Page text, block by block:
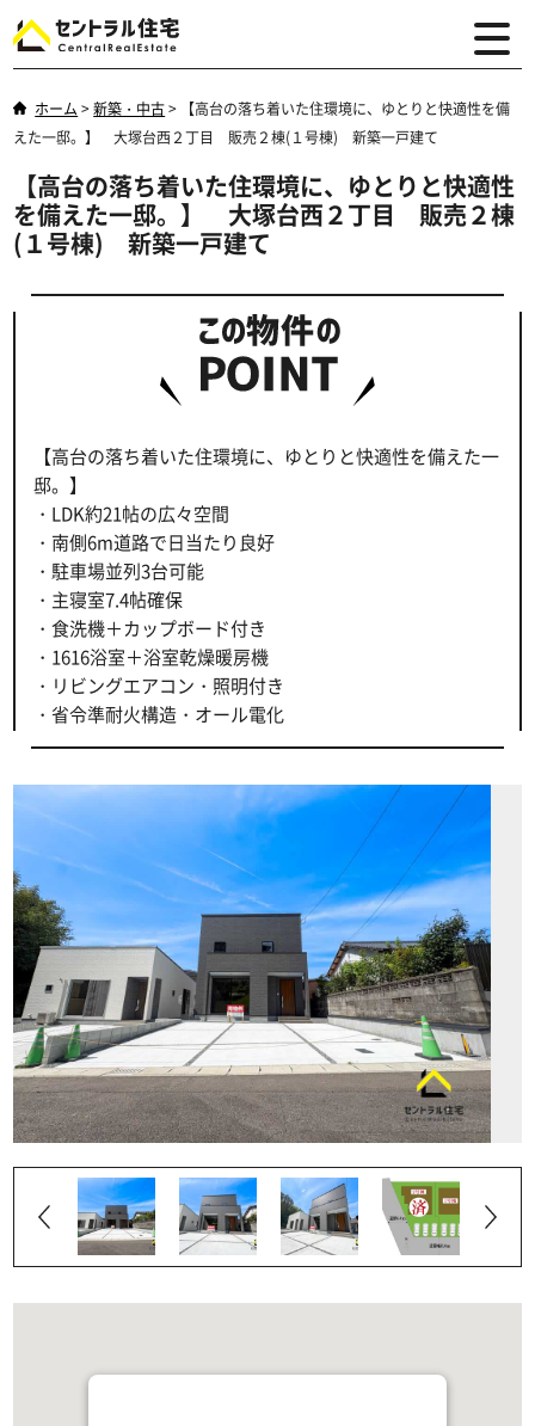
ホーム >新築・中古>
【高台の落ち着いた住環境に、ゆとりと快適性を備
えた一邸。】 大塚台西２丁目 販売２棟(１号棟) 新築一戸建て
【高台の落ち着いた住環境に、ゆとりと快適性
を備えた一邸。】 大塚台西２丁目 販売２棟
(１号棟) 新築一戸建て
【高台の落ち着いた住環境に、ゆとりと快適性を備えた一
邸。】
・LDK約21帖の広々空間
・南側6m道路で日当たり良好
・駐車場並列3台可能
・主寝室7.4帖確保
・食洗機＋カップボード付き
・1616浴室＋浴室乾燥暖房機
・リビングエアコン・照明付き
・省令準耐火構造・オール電化